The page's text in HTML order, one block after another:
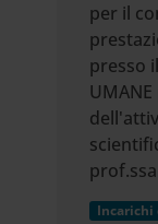
per il
presso
Incarichi